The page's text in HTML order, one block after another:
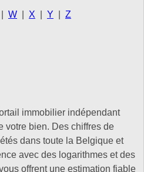
W X Y Z
immobilier indépendant
votre bien. Des chiffres de
dans toute la Belgique et
avec des logarithmes et des
offrent une estimation fiable